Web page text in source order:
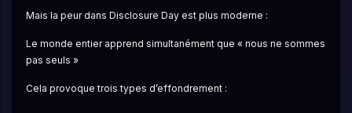
Mais la peur dans Disclosure Day est plus moderne :
Le monde entier apprend simultanément que « nous ne sommes
pas seuls »
Cela provoque trois types d’effondrement :